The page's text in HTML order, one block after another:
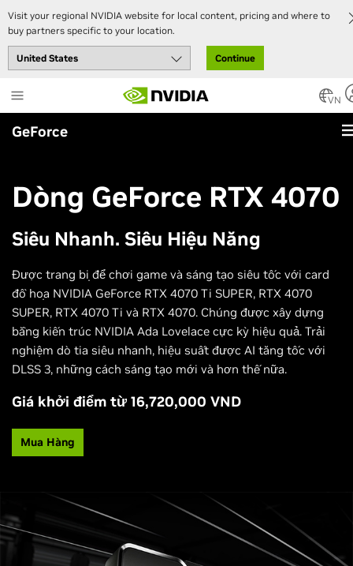
Visit your regional NVIDIA website for local content, pricing and where to
buy partners specific to your location.
Continue
to
main
content
VN
GeForce
Dòng GeForce RTX 4070
Siêu Nhanh. Siêu Hiệu Năng
Được trang bị để chơi game và sáng tạo siêu tốc với card
đồ họa NVIDIA GeForce RTX 4070 Ti SUPER, RTX 4070
SUPER, RTX 4070 Ti và RTX 4070. Chúng được xây dựng
bằng kiến trúc NVIDIA Ada Lovelace cực kỳ hiệu quả. Trải
nghiệm dò tia siêu nhanh, hiệu suất được AI tăng tốc với
DLSS 3, những cách sáng tạo mới và hơn thế nữa.
Giá khởi điểm từ 16,720,000 VND
Mua Hàng